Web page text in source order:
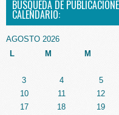
BÚSQUEDA DE
CALENDARIO:
AGOSTO 2026
L
M M
3
4 5
10
11 12
17
18 19